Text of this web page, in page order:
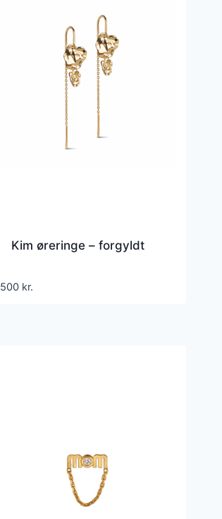
Kim øreringe – forgyldt
500 kr.